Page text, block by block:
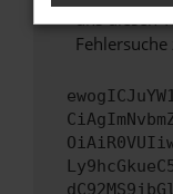
uns diesen